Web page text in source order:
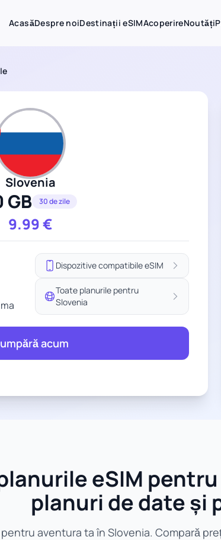
AcasăDespre noiDestinații eSIMAcoperireNoutăți
Slovenia
GB 30 de zile
9.99€
Dispozitive compatibile eSIM
Toate planurile pentru
Slovenia
acum
eSIM
planuri de date și
aventura ta în Slovenia. Compară